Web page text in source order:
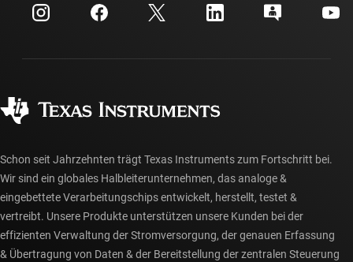
Investorenbeziehungen
Fertigung
Kundensupportzentrum
myTI-Konto FAQs
Häufig gestellte Fragen zu Bestellungen
Schon seit Jahrzehnten trägt Texas Instruments zum Fortschritt bei.
Wir sind ein globales Halbleiterunternehmen, das analoge &
eingebettete Verarbeitungschips entwickelt, herstellt, testet &
vertreibt. Unsere Produkte unterstützen unsere Kunden bei der
effizienten Verwaltung der Stromversorgung, der genauen Erfassung
& Übertragung von Daten & der Bereitstellung der zentralen Steuerung